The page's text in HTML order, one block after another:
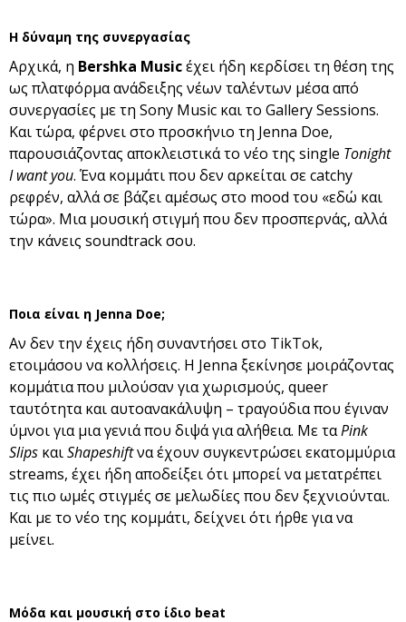
Η δύναμη της συνεργασίας
Αρχικά, η Bershka Musicέχει ήδη κερδίσει τη θέση της
ως πλατφόρμα ανάδειξης νέων ταλέντων μέσα από
συνεργασίες με τη Sony Music και το Gallery Sessions.
Και τώρα, φέρνει στο προσκήνιο τη Jenna Doe,
παρουσιάζοντας αποκλειστικά το νέο της single Tonight
I want you. Ένα κομμάτι που δεν αρκείται σε catchy
ρεφρέν, αλλά σε βάζει αμέσως στο mood του «εδώ και
τώρα». Μια μουσική στιγμή που δεν προσπερνάς, αλλά
την κάνεις soundtrack σου.
Ποια είναι η Jenna Doe;
Αν δεν την έχεις ήδη συναντήσει στο TikTok,
ετοιμάσου να κολλήσεις. Η Jenna ξεκίνησε μοιράζοντας
κομμάτια που μιλούσαν για χωρισμούς, queer
ταυτότητα και αυτοανακάλυψη – τραγούδια που έγιναν
ύμνοι για μια γενιά που διψά για αλήθεια. Με ταPink
Slips καιShapeshiftνα έχουν συγκεντρώσει εκατομμύρια
streams, έχει ήδη αποδείξει ότι μπορεί να μετατρέπει
τις πιο ωμές στιγμές σε μελωδίες που δεν ξεχνιούνται.
Και με το νέο της κομμάτι, δείχνει ότι ήρθε για να
μείνει.
Μόδα και μουσική στο ίδιο beat